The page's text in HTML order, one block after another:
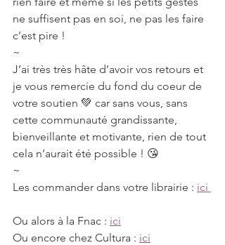
ne suffisent pas en soi, ne pas les faire
c’est pire !
~
J’ai très très hâte d’avoir vos retours et
je vous remercie du fond du coeur de
votre soutien 💚 car sans vous, sans
cette communauté grandissante,
bienveillante et motivante, rien de tout
cela n’aurait été possible ! 😘
~
Les commander dans votre librairie : ici
Ou alors à la Fnac : ici
Ou encore chez Cultura : ici